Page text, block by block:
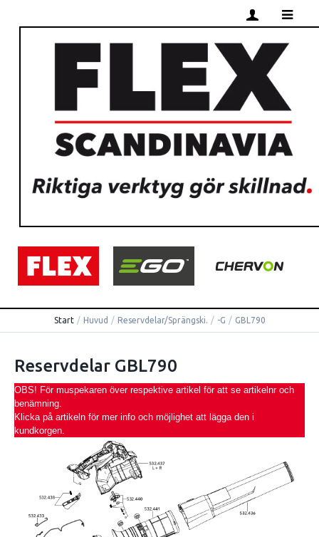
Start / Huvud / Reservdelar/Sprängski. / -G / GBL790
Reservdelar GBL790
OBS! För muspekaren över respektive artikel för att se artikelnr och
benämning.
Klicka på artikeln för mer info och möjlighet att lägga den i
kundkorgen.